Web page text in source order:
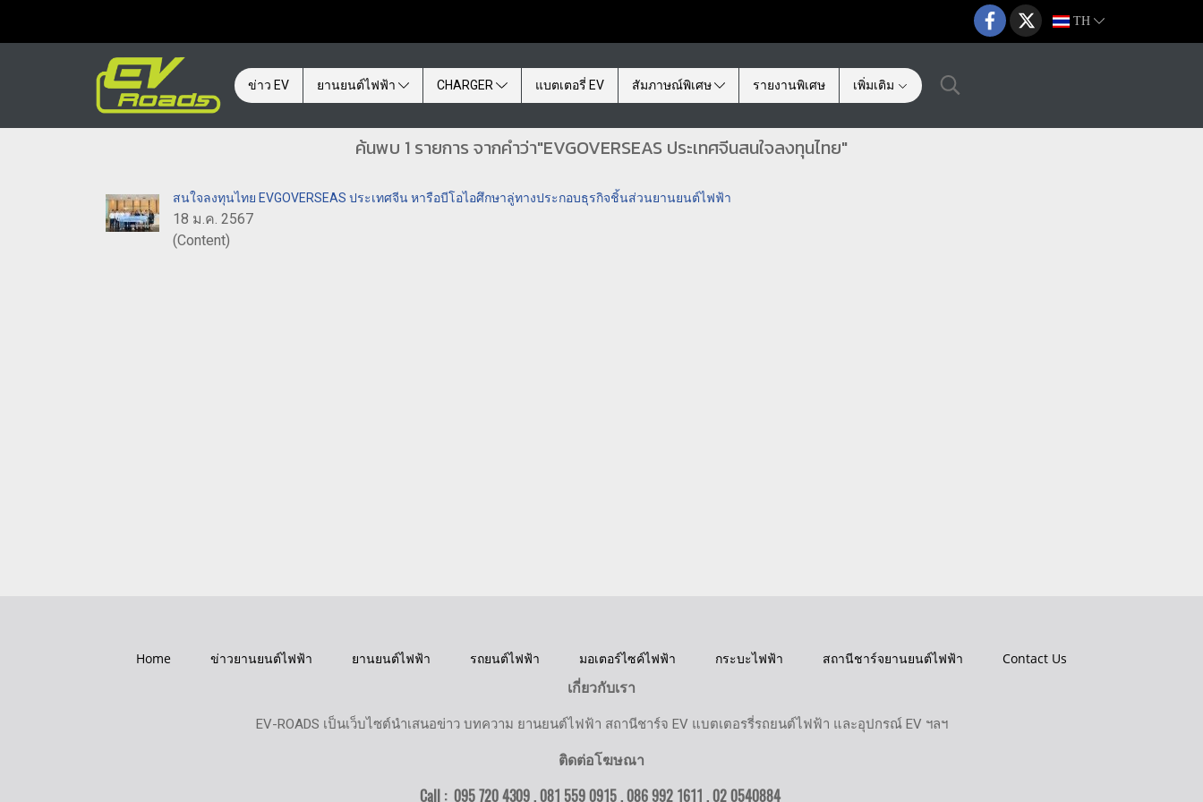
TH
ข่าว EV ยานยนต์ไฟฟ้า CHARGER แบตเตอรี่ EV สัมภาษณ์พิเศษ รายงานพิเศษ เพิ่มเติม
ค้นพบ 1 รายการ จากคำว่า"EVGOVERSEAS ประเทศจีนสนใจลงทุนไทย"
สนใจลงทุนไทย EVGOVERSEAS ประเทศจีน หารือบีโอไอศึกษาลู่ทางประกอบธุรกิจชิ้นส่วนยานยนต์ไฟฟ้า
18 ม.ค. 2567
(Content)
Home ข่าวยานยนต์ไฟฟ้า ยานยนต์ไฟฟ้า รถยนต์ไฟฟ้า มอเตอร์ไซค์ไฟฟ้า กระบะไฟฟ้า สถานีชาร์จยานยนต์ไฟฟ้า
Contact Us
เกี่ยวกับเรา
EV-ROADS เป็นเว็บไซต์นำเสนอข่าว บทความ ยานยนต์ไฟฟ้า สถานีชาร์จ EV แบตเตอรรี่รถยนต์ไฟฟ้า และอุปกรณ์ EV ฯลฯ
ติดต่อโฆษณา
Call : 095 720 4309 , 081 559 0915 , 086 992 1611 ,02 0540884